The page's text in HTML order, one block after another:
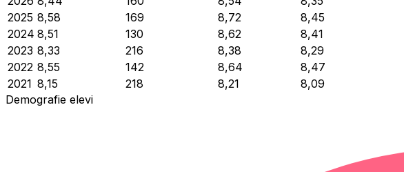
2025 8,58 169 8,72 8,45
2024 8,51 130 8,62 8,41
2023 8,33 216 8,38 8,29
2022 8,55 142 8,64 8,47
2021 8,15 218 8,21 8,09
Demografie elevi